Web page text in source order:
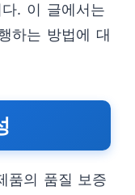
. 이 글에서는
하는 방법에 대
품의 품질 보증